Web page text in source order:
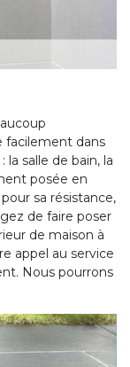
facilement dans
salle de bain, la
posée en
sa résistance,
de faire poser
de maison à
appel au service
Nous pourrons